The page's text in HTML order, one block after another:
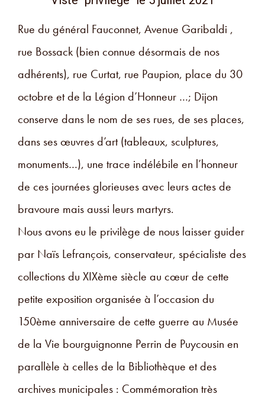
Rue du général Fauconnet, Avenue Garibaldi ,
rue Bossack (bien connue désormais de nos
adhérents), rue Curtat, rue Paupion, place du 30
octobre et de la Légion d’Honneur …; Dijon
conserve dans le nom de ses rues, de ses places,
dans ses œuvres d’art (tableaux, sculptures,
monuments…), une trace indélébile en l’honneur
de ces journées glorieuses avec leurs actes de
bravoure mais aussi leurs martyrs.
Nous avons eu le privilège de nous laisser guider
par Naïs Lefrançois, conservateur, spécialiste des
collections du XIXème siècle au cœur de cette
petite exposition organisée à l’occasion du
150ème anniversaire de cette guerre au Musée
de la Vie bourguignonne Perrin de Puycousin en
parallèle à celles de la Bibliothèque et des
archives municipales : Commémoration très